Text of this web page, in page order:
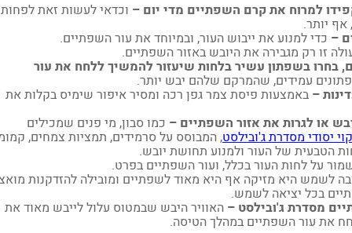
למרוח את קרם השפתיים מדי יום – וכדאי לעשות זאת לפחות
יותר.
– כדי למנוע את ייבוש העור, ובמיוחד את עור השפתיים.
זו רק מגבירה את היובש באזור השפתיים.
בשפתון עשיר בלחות שיעזור להמשיך ללחח את עור
עמידים, שהמרקם שלהם יבש יותר.
– באמצעות פיסת צמר גפן רכה ומסיר איפור שימיס בקלות את
או לגרות את אזור השפתיים – כמו סבון, מי פנים שמכילים
יסודי מסדרת ג'ובילסט, המבוסס על סרמידים, תמציות צמחים,
הטבעית של העור ולמנוע תחושת יובש.
על לחות העור בכלל, ועור השפתיים בפרט.
לשמש היא מזיקה אף היא מאוד לשפתיים ומובילה להזדקנות
בכל יציאה לשמש.
מסדרת ג'ובילסט – האוויר היבש שבמטוס עלול לייבש מאוד את
את עור השפתיים במהלך הטיסה.